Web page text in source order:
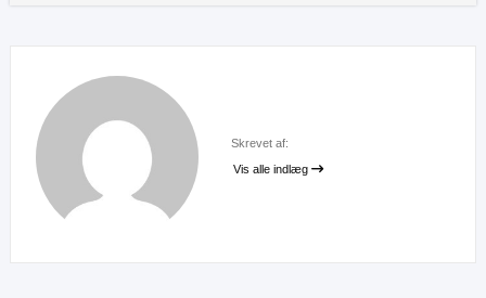
Skrevet af:
Vis alle indlæg